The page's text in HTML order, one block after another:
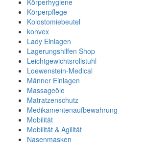
Körperhygiene
Körperpflege
Kolostomiebeutel
konvex
Lady Einlagen
Lagerungshilfen Shop
Leichtgewichtsrollstuhl
Loewenstein-Medical
Männer Einlagen
Massageöle
Matratzenschutz
Medikamentenaufbewahrung
Mobilität
Mobilität & Agilität
Nasenmasken